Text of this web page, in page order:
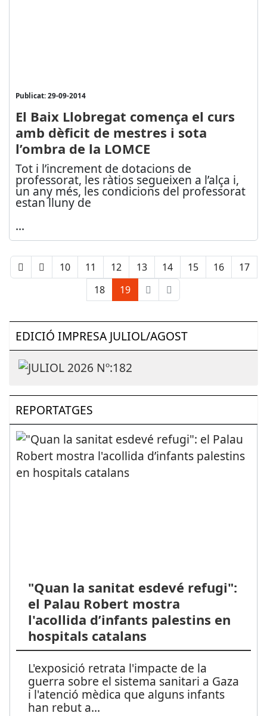
Publicat: 29-09-2014
El Baix Llobregat comença el curs
amb dèficit de mestres i sota
l’ombra de la LOMCE
Tot i l’increment de dotacions de
professorat, les ràtios segueixen a l’alça i,
un any més, les condicions del professorat
estan lluny de
...
10 11 12 13 14 15 16
17
18
19
EDICIÓ IMPRESA JULIOL/AGOST
REPORTATGES
"Quan la sanitat esdevé refugi":
el Palau Robert mostra
l'acollida d’infants palestins en
hospitals catalans
L'exposició retrata l'impacte de la
guerra sobre el sistema sanitari a Gaza
i l'atenció mèdica que alguns infants
han rebut a...